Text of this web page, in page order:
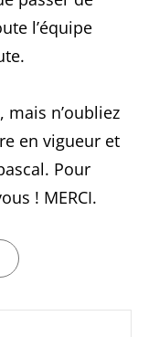
l’équipe
mais n’oubliez
en vigueur et
Pour
! MERCI.